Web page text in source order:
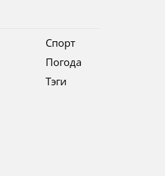
Спорт
Погода
Тэги